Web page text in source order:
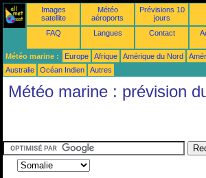
Images
satellite
Météo
aéroports
Prévisions 10
jours
FAQ Langues Contact
Météo marine : Europe Afrique Amérique du Nord
Australie
Océan Indien Autres
Météo marine : prévision